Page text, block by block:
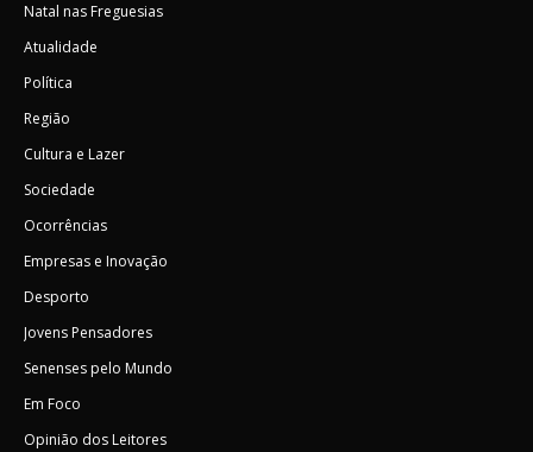
Natal nas Freguesias
Atualidade
Política
Região
Cultura e Lazer
Sociedade
Ocorrências
Empresas e Inovação
Desporto
Jovens Pensadores
Senenses pelo Mundo
Em Foco
Opinião dos Leitores